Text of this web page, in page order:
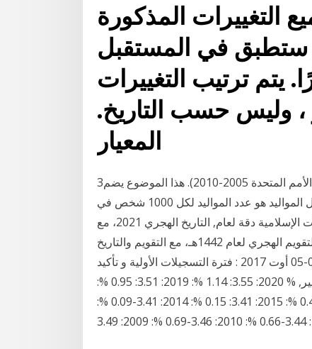
التغييرات المذكورة
ستطبق في المستقبل
يتم ترتيب التغييرات
وليس حسب التاريخ.
المعيار
3‏‏/10‏‏/1437 بعد الهجرة العالم حسب معدل المواليد (تقديرات الأمم المتحدة 2005-2010). هذا الموضوع يضم
قائمتين من قائمة الدول حسب معدل المواليد.ويقصد بمعدل المواليد هو عدد المواليد لكل 1000 شخص في
فترة زمنية معينة. التاريخ الهجري ,اكتشف أكثر التقويمات الإسلامية دقة لعام, التاريخ الهجري 2021، مع
أسماء الأشهر الإسلامية في الباحث الإسلامي. نزِّل اليوم التقويم الهجري لعام 1442هـ، مع التقويم والتاريخ
الميلادي. تاريخ التسجيلات الجامعية الاولية 2018/2017 ـ01-05 أوت 2017 : فترة التسجيلات الأولية و تأكيد
التسجيلات ـ 11 أوت 2017 : الإعلان على ن التاريخ القيمة تغيير, % 2020: 3.55: 1.14 %: 2019: 3.51: 0.95 %:
2018: 3.47: 0.75 %: 2017: 3.45: 0.58 %: 2016: 3.43: 0.41 %: 2015: 3.41: 0.15 %: 2014: 3.41-0.09 %: